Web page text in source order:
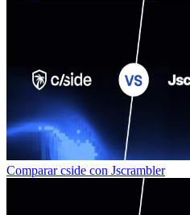
Comparar cside con Jscrambler